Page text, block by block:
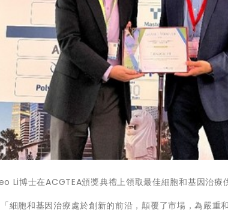
Li博士在ACGTEA頒獎典禮上領取最佳細胞和基因治療
細胞和基因治療處於創新的前沿，顛覆了市場，為嚴重